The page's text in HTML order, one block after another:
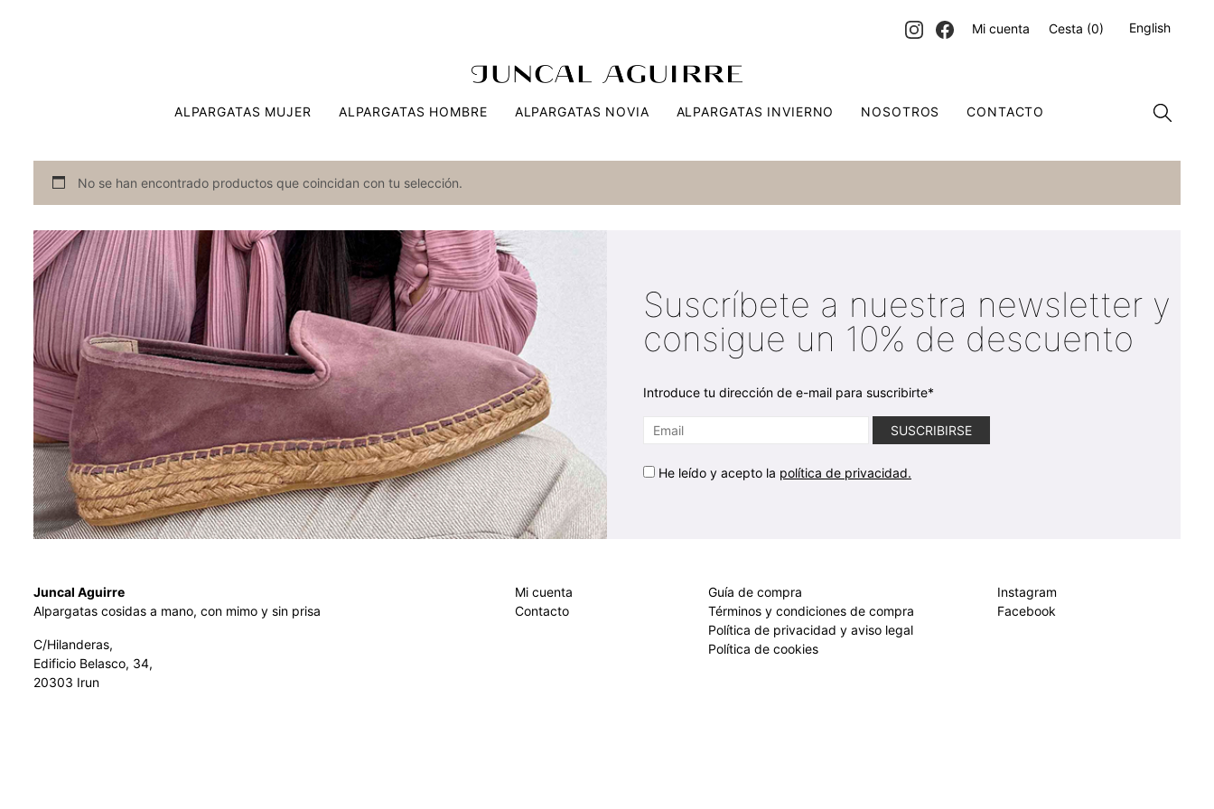
Mi cuenta Cesta (0) English
ALPARGATAS MUJER ALPARGATAS HOMBRE ALPARGATAS NOVIA ALPARGATAS INVIERNO NOSOTROS CONTACTO
No se han encontrado productos que coincidan con tu selección.
Suscríbete a nuestra newsletter y
consigue un 10% de descuento
Introduce tu dirección de e-mail para suscribirte*
He leído y acepto la política de privacidad.
Juncal Aguirre
Alpargatas cosidas a mano, con mimo y sin prisa
C/Hilanderas,
Edificio Belasco, 34,
20303 Irun
Mi cuenta
Contacto
Guía de compra
Términos y condiciones de compra
Política de privacidad y aviso legal
Política de cookies
Instagram
Facebook